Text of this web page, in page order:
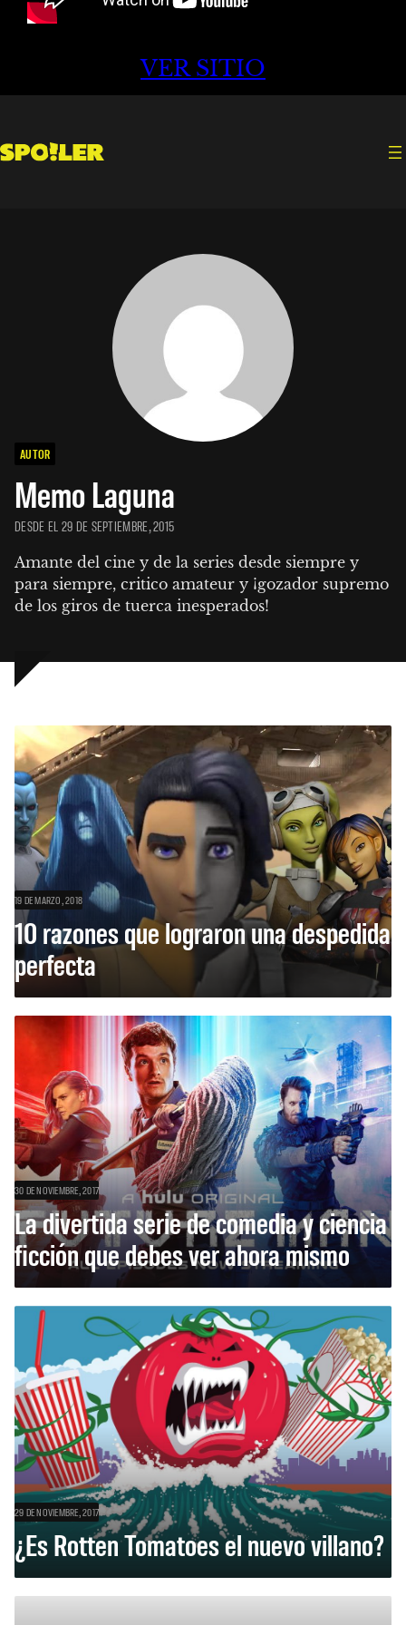
VER SITIO
AUTOR
Memo Laguna
DESDE EL 29 DE SEPTIEMBRE, 2015
Amante del cine y de la series desde siempre y
para siempre, critico amateur y ¡gozador supremo
de los giros de tuerca inesperados!
19 DE MARZO, 2018
10 razones que lograron una despedida
perfecta
30 DE NOVIEMBRE, 2017
La divertida serie de comedia y ciencia
ficción que debes ver ahora mismo
29 DE NOVIEMBRE, 2017
¿Es Rotten Tomatoes el nuevo villano?